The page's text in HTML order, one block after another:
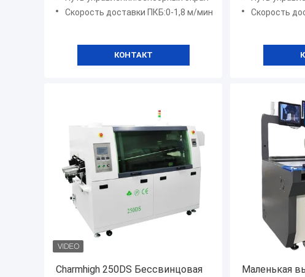
Скорость доставки ПКБ:0-1,8 м/мин
КОНТАКТ
DIPСкорость доставки ПКБ:0-
Charmhigh 250DS Бессвинцовая
Маленькая